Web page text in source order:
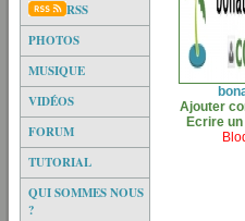
RSS
PHOTOS
MUSIQUE
VIDÉOS
FORUM
TUTORIAL
QUI SOMMES NOUS
?
Ajouter
Ecrire